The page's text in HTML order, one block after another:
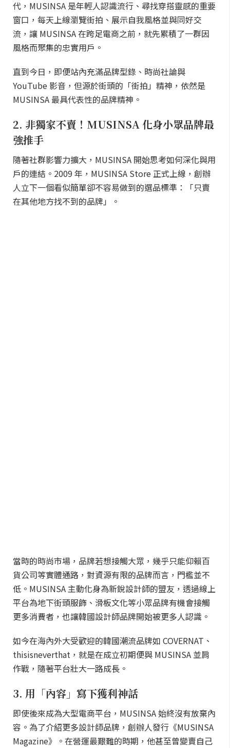
代，MUSINSA 是年輕人認識流行、尋找穿搭靈感的重要
窗口，每天上線瀏覽街拍、展示自我風格並與同好交
流，讓 MUSINSA 在跨足電商之前，就先累積了一群因
風格而聚集的忠實用戶。
直到今日，即便站內充滿品牌型錄、時尚社論與
YouTube 影音，但源於街頭的「街拍」精神，依然是
MUSINSA 最具代表性的品牌精神。
2. 非獨家不賣！MUSINSA 化身小眾品牌最
強推手
隨著社群影響力擴大，MUSINSA 開始思考如何深化與用
戶的連結。2009 年，MUSINSA Store 正式上線，創辦
人立下一個看似簡單卻不容易做到的選品標準：「只賣
在其他地方找不到的品牌」。
當時的時尚市場，品牌若想接觸大眾，幾乎只能仰賴百
貨公司等實體通路，對資源有限的品牌而言，門檻並不
低。MUSINSA 主動化身為新銳設計師的盟友，透過線上
平台為地下街頭服飾、滑板文化等小眾品牌有機會接觸
更多消費者，也讓韓國設計師品牌開始被更多人認識。
如今在海內外大受歡迎的韓國潮流品牌如 COVERNAT、
thisisneverthat，就是在成立初期便與 MUSINSA 並肩
作戰，隨著平台壯大一路成長。
3. 用「內容」寫下獲利神話
即使後來成為大型電商平台，MUSINSA 始終沒有放棄內
容。為了介紹更多設計師品牌，創辦人發行《MUSINSA
Magazine》。在營運最艱難的時期，他甚至曾變賣自己